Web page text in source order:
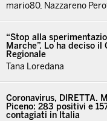
mario80, Nazzareno
“Stop alla
Marche”. Lo ha deciso
Regionale
Tana Loredana
Coronavirus, DIRETTA.
Piceno: 283 positivi e
contagiati in Italia